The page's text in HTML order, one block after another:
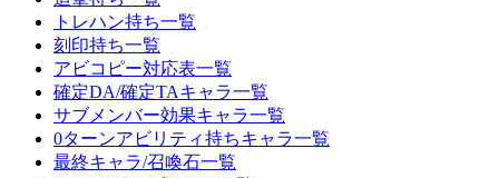
トレハン持ち一覧
刻印持ち一覧
アビコピー対応表一覧
確定DA/確定TAキャラ一覧
サブメンバー効果キャラ一覧
0ターンアビリティ持ちキャラ一覧
最終キャラ/召喚石一覧